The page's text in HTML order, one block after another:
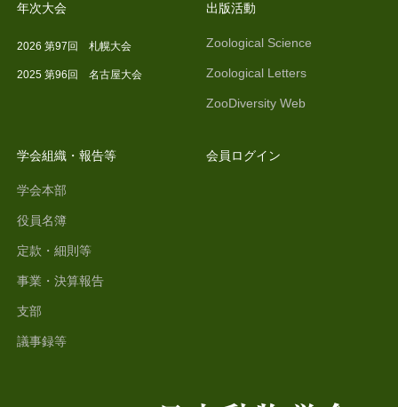
年次大会
2026 第97回 札幌大会
2025 第96回 名古屋大会
出版活動
Zoological Science
Zoological Letters
ZooDiversity Web
学会組織・報告等
学会本部
役員名簿
定款・細則等
事業・決算報告
支部
議事録等
会員ログイン